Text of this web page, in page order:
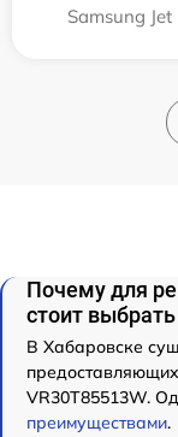
Samsung Jet
Почему для
стоит
В Хабаровске
VR30T85513W.
преимуществами.